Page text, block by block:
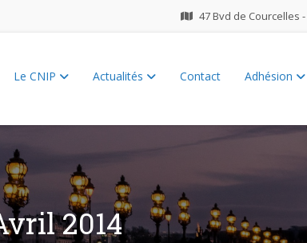
47 Bvd de Courcelles -
Le CNIP Actualités Contact Adhésion
2014